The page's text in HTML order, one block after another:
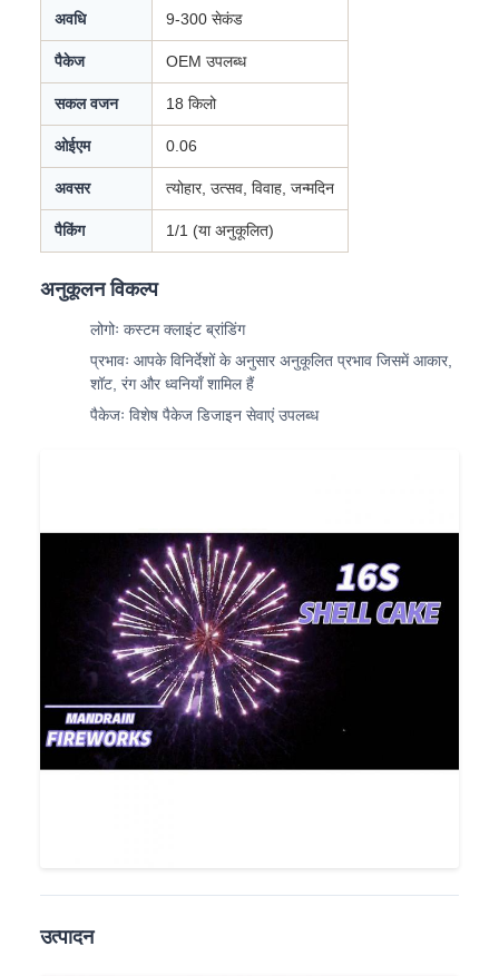
अवधि 9-300 सेकंड
पैकेज OEM उपलब्ध
सकल वजन 18 किलो
ओईएम 0.06
अवसर त्योहार, उत्सव, विवाह, जन्मदिन
पैकिंग 1/1 (या अनुकूलित)
अनुकूलन विकल्प
लोगोः कस्टम क्लाइंट ब्रांडिंग
प्रभावः आपके विनिर्देशों के अनुसार अनुकूलित प्रभाव जिसमें आकार,
शॉट, रंग और ध्वनियाँ शामिल हैं
पैकेजः विशेष पैकेज डिजाइन सेवाएं उपलब्ध
उत्पादन